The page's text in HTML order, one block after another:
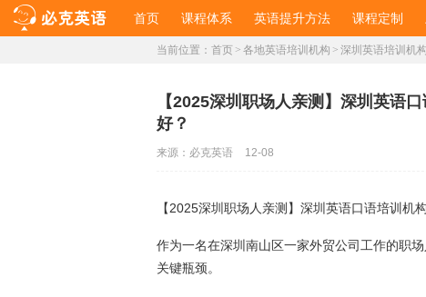
首页 课程体系 英语提升方法 课程定制
当前位置： 首页 > 各地英语培训机构 > 深圳英语培训机构
【2025深圳职场人亲测】深圳英语
好？
来源： 必克英语 12-08
【2025深圳职场人亲测】深圳英语口语培训机
作为一名在深圳南山区一家外贸公司工作的职
关键瓶颈。